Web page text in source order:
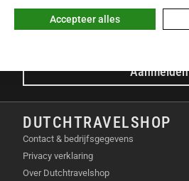
E-mailadres
Aanmelden
DUTCHTRAVELSHOP
Contact & bedrijfsgegevens
Privacy verklaring
Over Dutchtravelshop
Accepteer alles